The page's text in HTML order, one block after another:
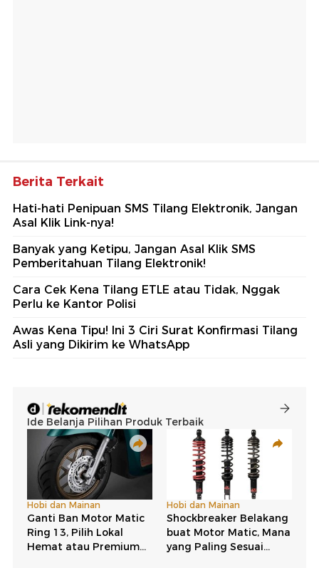
Berita Terkait
Hati-hati Penipuan SMS Tilang Elektronik, Jangan
Asal Klik Link-nya!
Banyak yang Ketipu, Jangan Asal Klik SMS
Pemberitahuan Tilang Elektronik!
Cara Cek Kena Tilang ETLE atau Tidak, Nggak
Perlu ke Kantor Polisi
Awas Kena Tipu! Ini 3 Ciri Surat Konfirmasi Tilang
Asli yang Dikirim ke WhatsApp